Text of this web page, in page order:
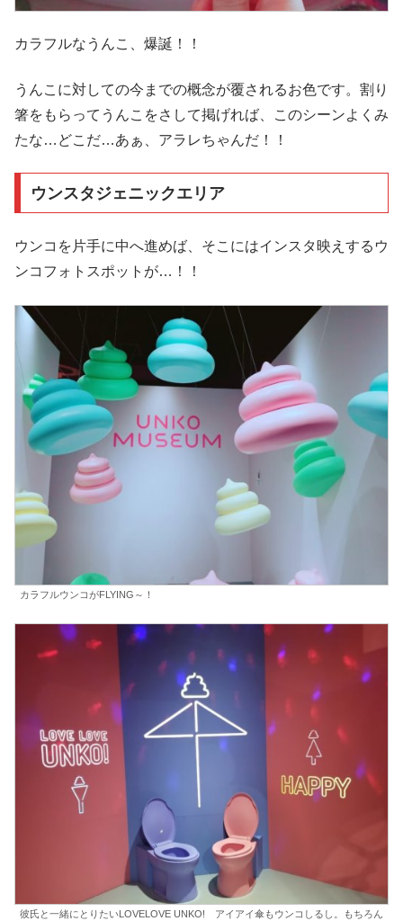
カラフルなうんこ、爆誕！！
うんこに対しての今までの概念が覆されるお色です。割り
箸をもらってうんこをさして掲げれば、このシーンよくみ
たな…どこだ…あぁ、アラレちゃんだ！！
ウンスタジェニックエリア
ウンコを片手に中へ進めば、そこにはインスタ映えするウ
ンコフォトスポットが…！！
カラフルウンコがFLYING～！
彼氏と一緒にとりたいLOVELOVE UNKO! アイアイ傘もウンコしるし。もちろん